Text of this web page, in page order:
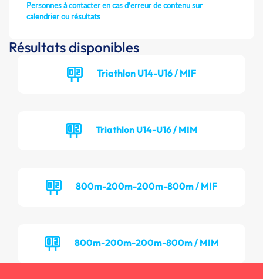
Personnes à contacter en cas d'erreur de contenu sur
calendrier ou résultats
Résultats disponibles
Triathlon U14-U16 / MIF
Triathlon U14-U16 / MIM
800m-200m-200m-800m / MIF
800m-200m-200m-800m / MIM